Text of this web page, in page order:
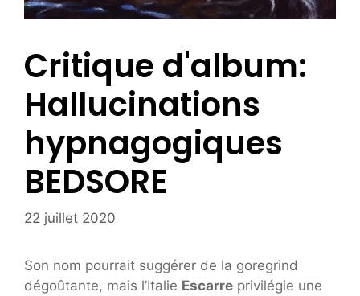
Critique d'album:
Hallucinations
hypnagogiques
BEDSORE
22 juillet 2020
Son nom pourrait suggérer de la goregrind
dégoûtante, mais l’Italie Escarre privilégie une